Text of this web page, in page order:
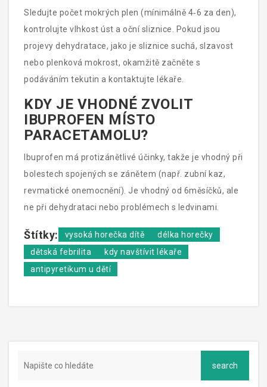
Sledujte počet mokrých plen (mínimálně 4‑6 za den),
kontrolujte vlhkost úst a oční sliznice. Pokud jsou
projevy dehydratace, jako je sliznice suchá, slzavost
nebo plenková mokrost, okamžitě začněte s
podáváním tekutin a kontaktujte lékaře.
KDY JE VHODNÉ ZVOLIT
IBUPROFEN MÍSTO
PARACETAMOLU?
Ibuprofen má protizánětlivé účinky, takže je vhodný při
bolestech spojených se zánětem (např. zubní kaz,
revmatické onemocnění). Je vhodný od 6měsíčků, ale
ne při dehydrataci nebo problémech s ledvinami.
Štítky: vysoká horečka dítě
délka horečky
dětská febrilita
kdy navštívit lékaře
antipyretikum u dětí